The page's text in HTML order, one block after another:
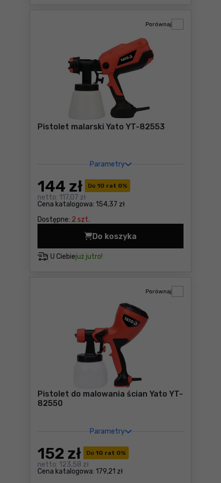
Pistolet malarski Yato YT-82553
Parametry
Do 10 rat 0%
Cena katalogowa: 154,37 zł
144 zł
netto: 117,07 zł
Dostępne: 2 szt.
Porównaj
U Ciebiejuż jutro!
Do koszyka
Pistolet malarski Yato YT-
Pistolet do malowania ścian Yato YT-
82550
Parametry
Do 10 rat 0%
Cena katalogowa: 179,21 zł
152 zł
netto: 123,58 zł
Porównaj